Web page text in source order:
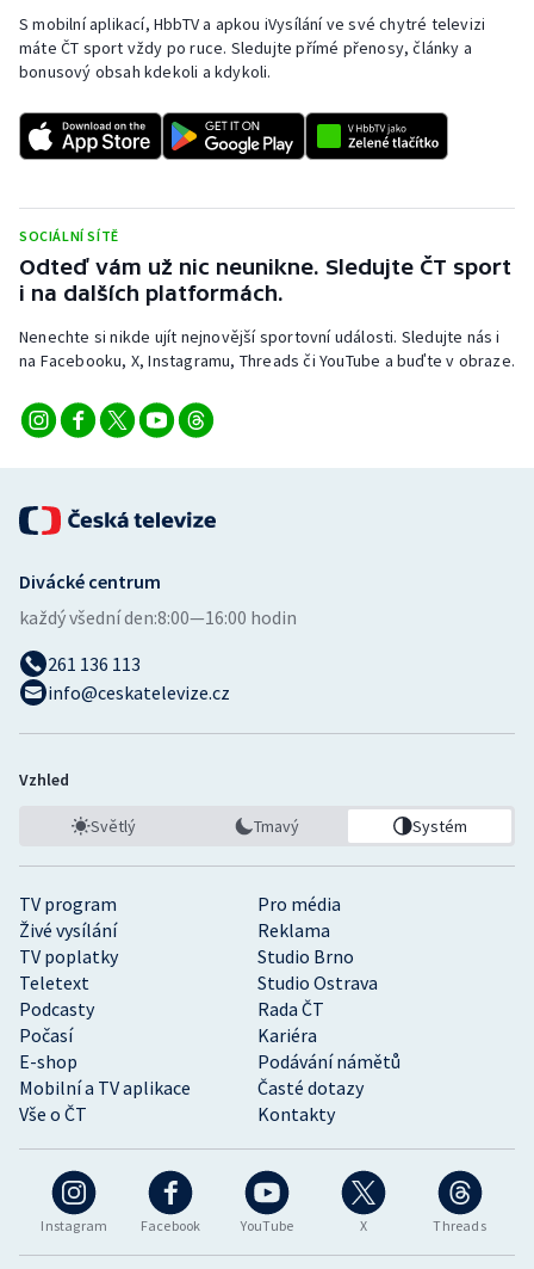
Rychlostní kanoistika
Sportovní střelba
Stolní tenis
Triatlon
Veslování
Volejbal
Ostatní
S mobilní aplikací, HbbTV a apkou iVysílání ve své chytré televizi
máte ČT sport vždy po ruce. Sledujte přímé přenosy, články a
bonusový obsah kdekoli a kdykoli.
SOCIÁLNÍ SÍTĚ
Odteď vám už nic neunikne. Sledujte ČT sport
i na dalších platformách.
Nenechte si nikde ujít nejnovější sportovní události. Sledujte nás i
na Facebooku, X, Instagramu, Threads či YouTube a buďte v obraze.
Instagram Facebook YouTube X Threads
TV program
Pro média
Živé vysílání
Reklama
TV poplatky
Studio Brno
Teletext
Studio Ostrava
Podcasty
Rada ČT
Počasí
Kariéra
E-shop
Podávání námětů
Mobilní a TV aplikace
Časté dotazy
Vše o ČT
Kontakty
Divácké centrum
každý všední den:8:00—16:00 hodin
261 136 113
info@ceskatelevize.cz
Vzhled
Světlý Tmavý Systém